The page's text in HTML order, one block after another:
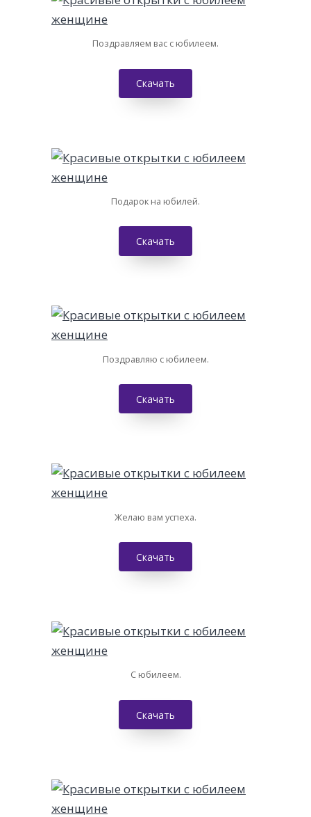
Поздравляем вас с юбилеем.
Скачать
Подарок на юбилей.
Скачать
Поздравляю с юбилеем.
Скачать
Желаю вам успеха.
Скачать
С юбилеем.
Скачать